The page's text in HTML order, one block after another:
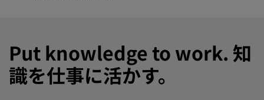
Put knowledge to work. 知
識を仕事に活かす。